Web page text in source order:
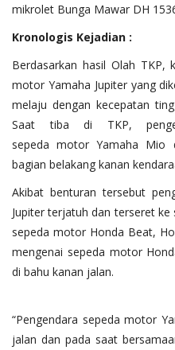
mikrolet Bunga Mawar DH
Kronologis Kejadian :
Berdasarkan hasil Olah TKP,
motor Yamaha Jupiter yang
melaju dengan kecepatan
Saat tiba di TKP,
sepeda motor Yamaha Mio
bagian belakang kanan
Akibat benturan tersebut
Jupiter terjatuh dan terseret
sepeda motor Honda Beat,
mengenai sepeda motor
di bahu kanan jalan.
“Pengendara sepeda motor
jalan dan pada saat